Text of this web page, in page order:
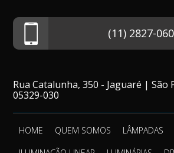
(11) 2827-
Rua Catalunha, 350 - Jaguaré | São
05329-030
HOME QUEM SOMOS
LÂMPADAS